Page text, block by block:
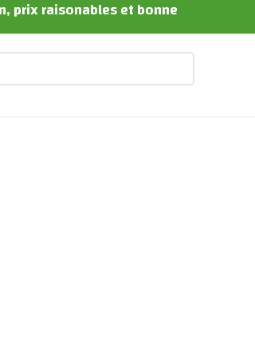
prix raisonables et bonne